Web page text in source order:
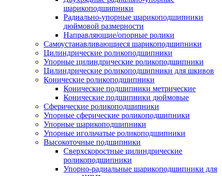
шарикоподшипники
Радиально-упорные шарикоподшипники
дюймовой размерности
Направляющие/опорные ролики
Самоустанавливающиеся шарикоподшипники
Цилиндрические роликоподшипники
Упорные цилиндрические роликоподшипники
Цилиндрические роликоподшипники для шкивов
Конические роликоподшипники
Конические подшипники метрические
Конические подшипники дюймовые
Сферические роликоподшипники
Упорные сферические роликоподшипники
Упорные шарикоподшипники
Упорные игольчатые роликоподшипники
Высокоточные подшипники
Сверхскоростные цилиндрические
роликоподшипники
Упорно-радиальные шарикоподшипники для